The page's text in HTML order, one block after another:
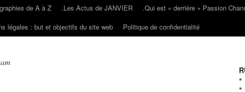
de A à Z .Les Actus de JANVIER .Qui est « derrière » Passion
légales : but et objectifs du site web Politique de confidentialité